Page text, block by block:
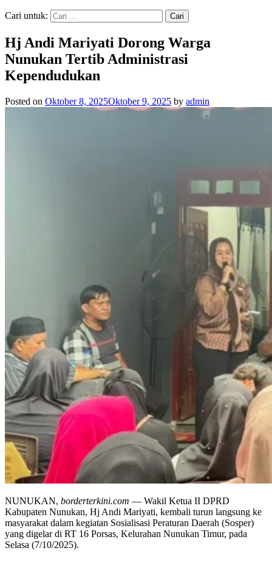
Cari untuk:
Hj Andi Mariyati Dorong Warga
Nunukan Tertib Administrasi
Kependudukan
Posted on Oktober 8, 2025Oktober 9, 2025 by admin
NUNUKAN, borderterkini.com — Wakil Ketua II DPRD
Kabupaten Nunukan, Hj Andi Mariyati, kembali turun langsung ke
masyarakat dalam kegiatan Sosialisasi Peraturan Daerah (Sosper)
yang digelar di RT 16 Porsas, Kelurahan Nunukan Timur, pada
Selasa (7/10/2025).